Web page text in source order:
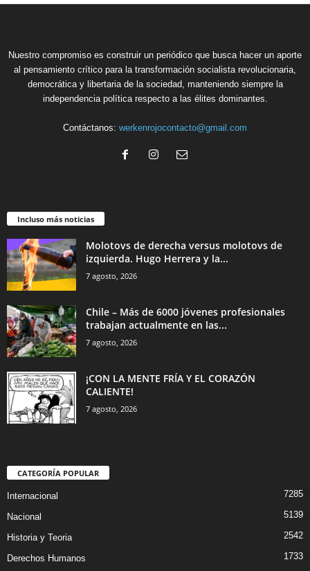
Nuestro compromiso es construir un periódico que busca hacer un aporte
al pensamiento crítico para la transformación socialista revolucionaria,
democrática y libertaria de la sociedad, manteniendo siempre la
independencia política respecto a las élites dominantes.
Contáctanos: werkenrojocontacto@gmail.com
Incluso más noticias
Molotovs de derecha versus molotovs de
izquierda. Hugo Herrera y la...
7 agosto, 2026
Chile – Más de 6000 jóvenes profesionales
trabajan actualmente en las...
7 agosto, 2026
¡CON LA MENTE FRÍA Y EL CORAZÓN
CALIENTE!
7 agosto, 2026
CATEGORÍA POPULAR
Internacional 7285
Nacional 5139
Historia y Teoria 2542
Derechos Humanos 1733